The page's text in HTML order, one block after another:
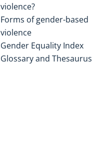
violence?
Forms of gender-based
violence
Gender Equality Index
Glossary and Thesaurus